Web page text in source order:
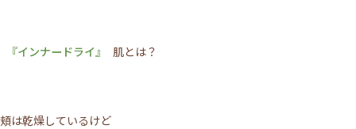
『インナードライ』 肌とは？
頬は乾燥しているけど